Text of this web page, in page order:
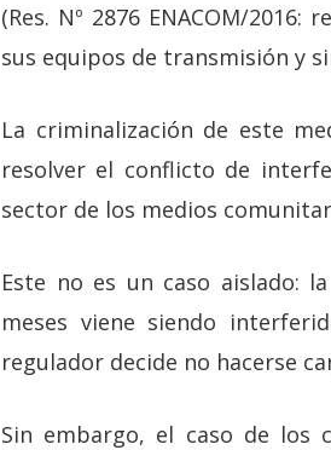
(Res. Nº 2876 ENACOM/
sus equipos de transmisión y
La criminalización de este
resolver el conflicto de
sector de los medios
Este no es un caso aislado:
meses viene siendo
regulador decide no hacerse
Sin embargo, el caso de los